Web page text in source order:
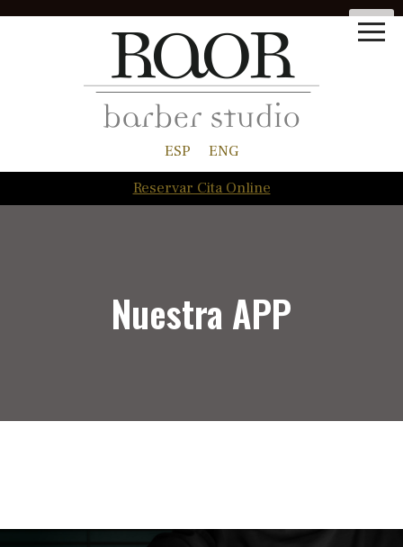
ESP
ENG
Reservar Cita Online
Nuestra APP